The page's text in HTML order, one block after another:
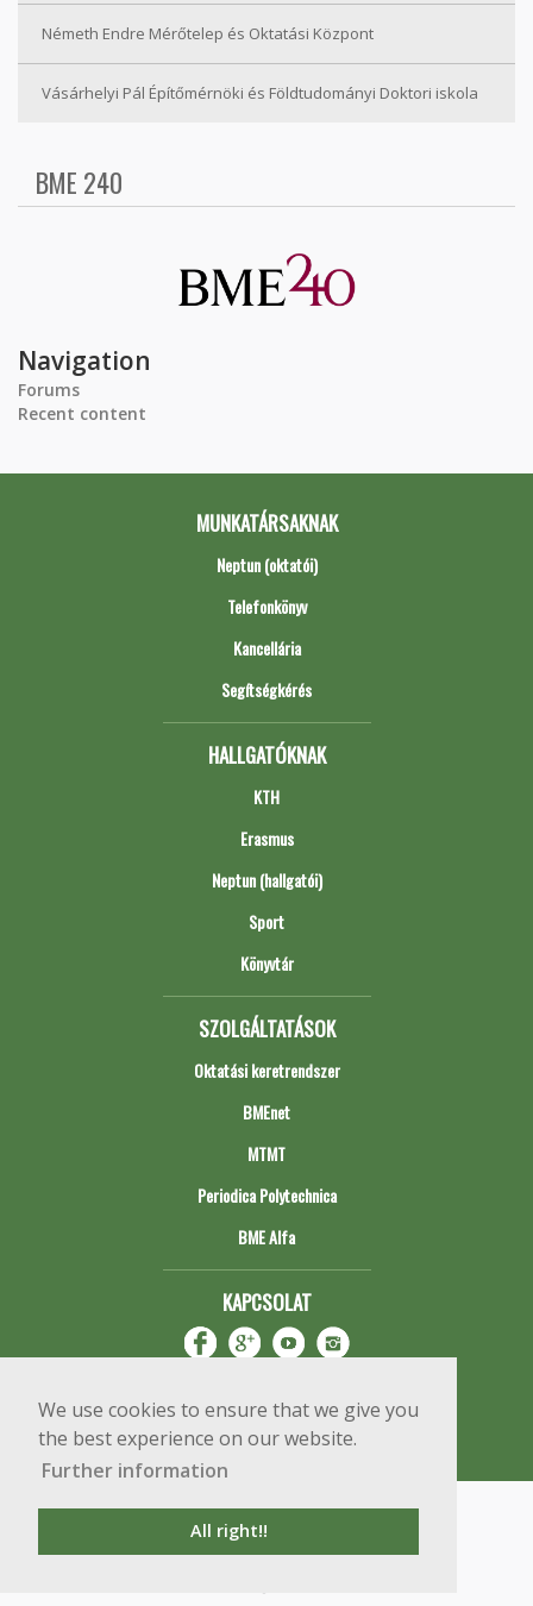
We use cookies to ensure that we give you
the best experience on our website.
Further information
All right!!
Németh Endre Mérőtelep és Oktatási Központ
Vásárhelyi Pál Építőmérnöki és Földtudományi Doktori iskola
BME 240
Navigation
Forums
Recent content
MUNKATÁRSAKNAK
Neptun (oktatói)
Telefonkönyv
Kancellária
Segítségkérés
HALLGATÓKNAK
KTH
Erasmus
Neptun (hallgatói)
Sport
Könyvtár
SZOLGÁLTATÁSOK
Oktatási keretrendszer
BMEnet
MTMT
Periodica Polytechnica
BME Alfa
KAPCSOLAT
Copyright © 2020 BME Építőmérnöki Kar
1111 Budapest, Műegyetem rkp. 3.